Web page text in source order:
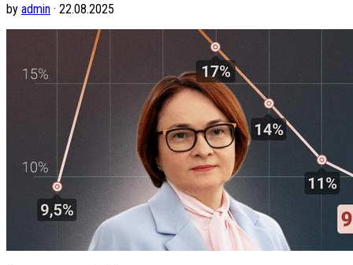
by admin · 22.08.2025